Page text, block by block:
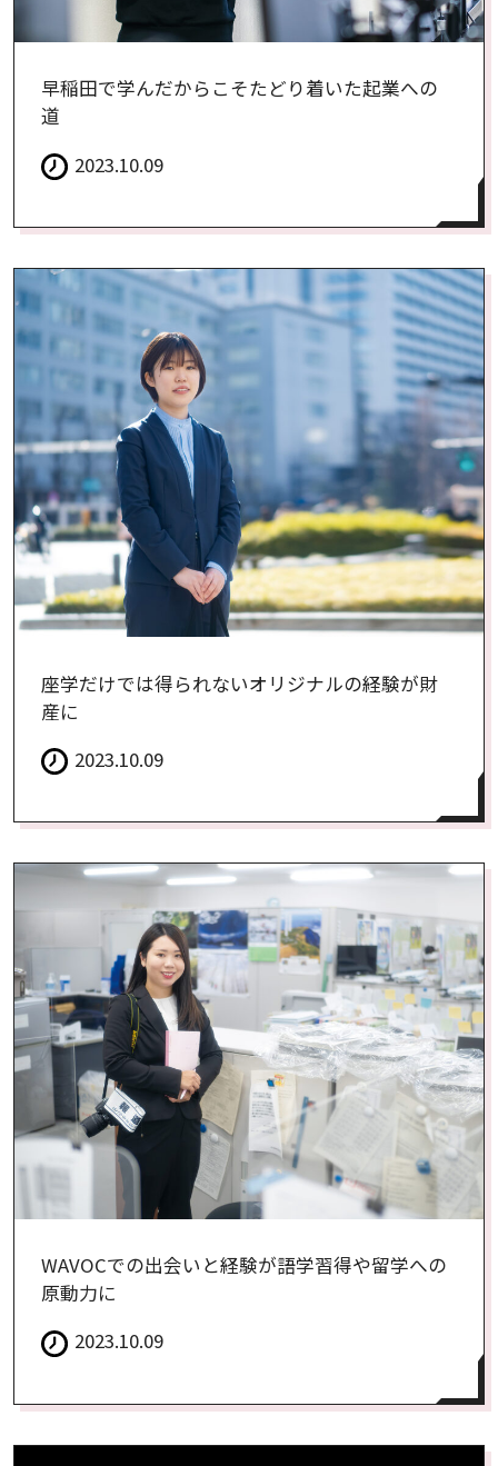
早稲田で学んだからこそたどり着いた起業への
道
2023.10.09
座学だけでは得られないオリジナルの経験が財
産に
2023.10.09
WAVOCでの出会いと経験が語学習得や留学への
原動力に
2023.10.09